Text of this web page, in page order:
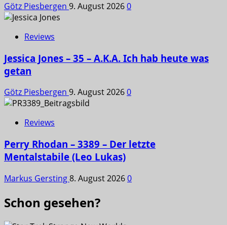
Götz Piesbergen 9. August 20260
Reviews
Jessica Jones – 35 – A.K.A. Ich hab heute was
getan
Götz Piesbergen 9. August 20260
Reviews
Perry Rhodan – 3389 – Der letzte
Mentalstabile (Leo Lukas)
Markus Gersting8. August 20260
Schon gesehen?